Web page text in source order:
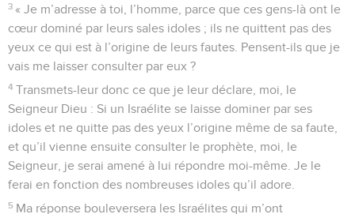
3 « Je m’adresse à toi, l’homme, parce que ces gens-là ont le
cœur dominé par leurs sales idoles ; ils ne quittent pas des
yeux ce qui est à l’origine de leurs fautes. Pensent-ils que je
vais me laisser consulter par eux ?
4 Transmets-leur donc ce que je leur déclare, moi, le
Seigneur Dieu : Si un Israélite se laisse dominer par ses
idoles et ne quitte pas des yeux l’origine même de sa faute,
et qu’il vienne ensuite consulter le prophète, moi, le
Seigneur, je serai amené à lui répondre moi-même. Je le
ferai en fonction des nombreuses idoles qu’il adore.
5 Ma réponse bouleversera les Israélites qui m’ont